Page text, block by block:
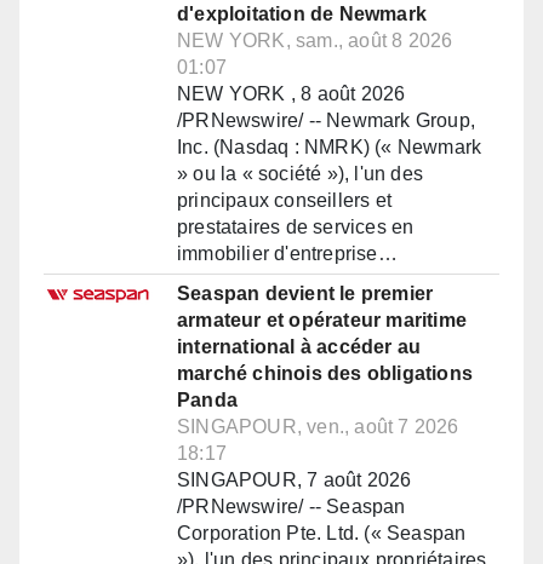
d'exploitation de Newmark
NEW YORK, sam., août 8 2026
01:07
NEW YORK , 8 août 2026
/PRNewswire/ -- Newmark Group,
Inc. (Nasdaq : NMRK) (« Newmark
» ou la « société »), l'un des
principaux conseillers et
prestataires de services en
immobilier d'entreprise…
Seaspan devient le premier
armateur et opérateur maritime
international à accéder au
marché chinois des obligations
Panda
SINGAPOUR, ven., août 7 2026
18:17
SINGAPOUR, 7 août 2026
/PRNewswire/ -- Seaspan
Corporation Pte. Ltd. (« Seaspan
»), l'un des principaux propriétaires